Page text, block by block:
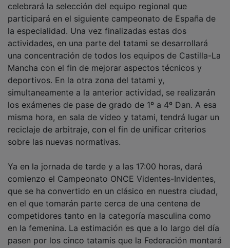
celebrará la selección del equipo regional que
participará en el siguiente campeonato de España de
la especialidad. Una vez finalizadas estas dos
actividades, en una parte del tatami se desarrollará
una concentración de todos los equipos de Castilla-La
Mancha con el fin de mejorar aspectos técnicos y
deportivos. En la otra zona del tatami y,
simultaneamente a la anterior actividad, se realizarán
los exámenes de pase de grado de 1º a 4º Dan. A esa
misma hora, en sala de video y tatami, tendrá lugar un
reciclaje de arbitraje, con el fin de unificar criterios
sobre las nuevas normativas.
Ya en la jornada de tarde y a las 17:00 horas, dará
comienzo el Campeonato ONCE Videntes-Invidentes,
que se ha convertido en un clásico en nuestra ciudad,
en el que tomarán parte cerca de una centena de
competidores tanto en la categoría masculina como
en la femenina. La estimación es que a lo largo del día
pasen por los cinco tatamis que la Federación montará